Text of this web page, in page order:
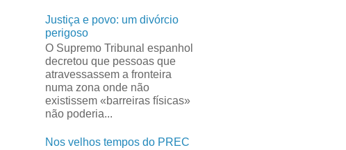
Justiça e povo: um divórcio
perigoso
O Supremo Tribunal espanhol
decretou que pessoas que
atravessassem a fronteira
numa zona onde não
existissem «barreiras físicas»
não poderia...
Nos velhos tempos do PREC